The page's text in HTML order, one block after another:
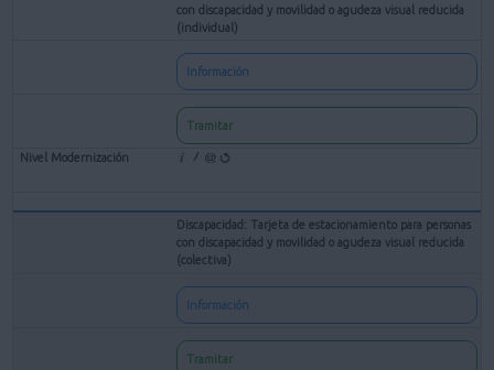
con discapacidad y movilidad o agudeza visual reducida
(individual)
Información
Tramitar
Discapacidad: Tarjeta de estacionamiento para personas
con discapacidad y movilidad o agudeza visual reducida
(colectiva)
Información
Tramitar